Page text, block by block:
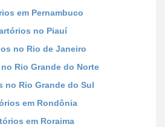
em Pernambuco
no Piauí
no Rio de Janeiro
Rio Grande do Norte
no Rio Grande do Sul
em Rondônia
em Roraima